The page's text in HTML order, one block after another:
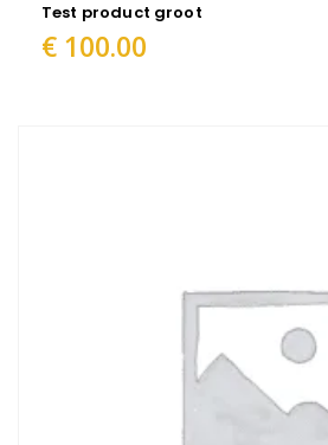
Test product groot
€ 100.00